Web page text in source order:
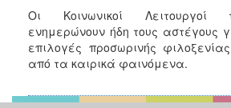
Οι Κοινωνικοί Λειτουργοί
ενημερώνουν ήδη τους αστέγους
επιλογές προσωρινής
από τα καιρικά φαινόμενα.